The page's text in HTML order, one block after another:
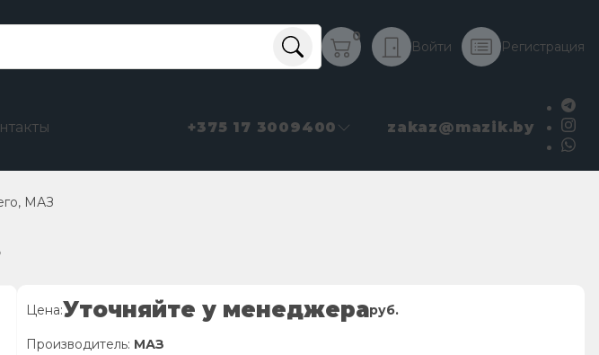
0
Войти Регистрация
+375 17 3009400 zakaz@mazik.by
МАЗ
Цена:Уточняйте у менеджераруб.
Производитель: МАЗ